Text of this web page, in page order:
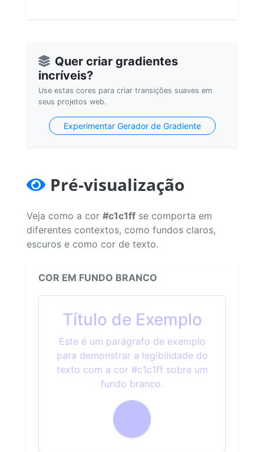
Quer criar gradientes
incríveis?
Use estas cores para criar transições suaves em
seus projetos web.
Experimentar Gerador de Gradiente
Pré-visualização
Veja como a cor #c1c1ff se comporta em
diferentes contextos, como fundos claros,
escuros e como cor de texto.
COR EM FUNDO BRANCO
Título de Exemplo
Este é um parágrafo de exemplo
para demonstrar a legibilidade do
texto com a cor #c1c1ff sobre um
fundo branco.